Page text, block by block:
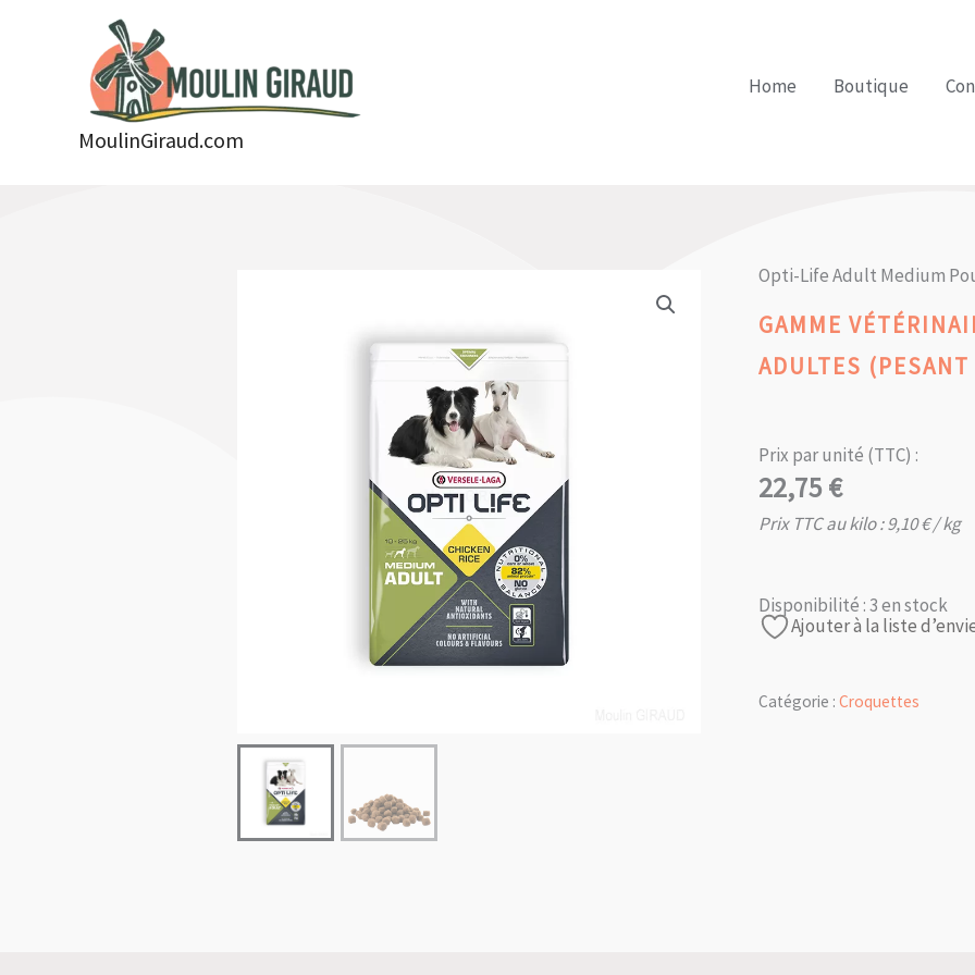
MoulinGiraud.com
Home Boutique
Opti-Life Adult Medium
GAMME
ADULTES
Prix par unité (TTC) :
22,75€
Prix TTC au kilo :9,10€/ kg
Disponibilité :3 en stock
Ajouter à la liste
Catégorie :Croquettes